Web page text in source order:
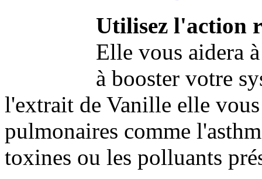
Utilisez l'action
Elle vous aidera
à booster votre
l'extrait de Vanille elle
pulmonaires comme
toxines ou les polluants